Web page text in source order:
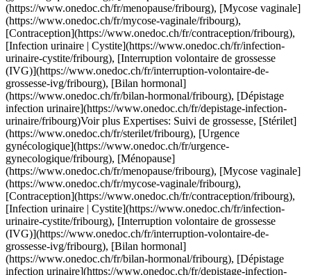
](https://www.onedoc.ch/fr/mycose-vaginale/fribourg), [Contraception](https://www.onedoc.ch/fr/contraception/fribourg), [Infection urinaire | Cystite](https://www.onedoc.ch/fr/infection-urinaire-cystite/fribourg), [Interruption volontaire de grossesse (IVG)](https://www.onedoc.ch/fr/interruption-volontaire-de-grossesse-ivg/fribourg), [Bilan hormonal](https://www.onedoc.ch/fr/bilan-hormonal/fribourg), [Dépistage infection urinaire](https://www.onedoc.ch/fr/depistage-infection-urinaire/fribourg)Voir plus Expertises: Suivi de grossesse, [Stérilet](https://www.onedoc.ch/fr/sterilet/fribourg), [Urgence gynécologique](https://www.onedoc.ch/fr/urgence-gynecologique/fribourg), [Ménopause](https://www.onedoc.ch/fr/menopause/fribourg), [Mycose vaginale](https://www.onedoc.ch/fr/mycose-vaginale/fribourg), [Contraception](https://www.onedoc.ch/fr/contraception/fribourg), [Infection urinaire | Cystite](https://www.onedoc.ch/fr/infection-urinaire-cystite/fribourg), [Interruption volontaire de grossesse (IVG)](https://www.onedoc.ch/fr/interruption-volontaire-de-grossesse-ivg/fribourg), [Bilan hormonal](https://www.onedoc.ch/fr/bilan-hormonal/fribourg), [Dépistage infection urinaire](https://www.onedoc.ch/fr/depistage-infection-urinaire/fribourg)Voir plus [![Dr. Lucie Zbinden, gynécologue obstétricienne à Fribourg](https://assets.onedoc.ch/images/users/65795161ffd0ce9d03b0a9e7c0a6798d6425dfbd75220c3f59a2a7ee5bcf1f7f-small.jpg "Dr. Lucie Zbinden, gynécologue obstétricienne à Fribourg")](https://www.onedoc.ch/fr/gynecologue-obstetricienne/fribourg/pcwrv/dr-lucie-zbinden) ### [Dr. Lucie Zbinden](https://www.onedoc.ch/fr/gynecologue-obstetricienne/fribourg/pcwrv/dr-lucie-zbinden) ![Badge indiquant un profil vérifié](https://www.onedoc.ch/assets/images/icons/checkmark.svg) [Gynécologue obstétricienne](https://www.onedoc.ch/fr/gynecologue-obstetricien/fribourg) [point f - Centre médical de la femme](https://www.onedoc.ch/fr/cabinet-medical/fribourg/e7w4/point-f-centre-medical-de-la-femme) Rue Hans-Geiler 6 1700 Fribourg ![Icône patient avec un signe plus annonçant que le professionnel accepte de nouveaux patients](https://www.onedoc.ch/assets/images/icons/new-patients.svg)Accepte les nouveaux patients [Réserver un RDV](https://www.onedoc.ch/fr/gynecologue-obstetricienne/fribourg/pcwrv/dr-lucie-zbinden) Expertises: Suivi de grossesse, [Stérilet](https://www.onedoc.ch/fr/sterilet/fribourg), [Urgence gynécologique](https://www.onedoc.ch/fr/urgence-gynecologique/fribourg), [Ménopause](https://www.onedoc.ch/fr/menopause/fribourg), [Mycose vaginale](https://www.onedoc.ch/fr/mycose-vaginale/fribourg), [Contraception](https://www.onedoc.ch/fr/contraception/fribourg), [Infection urinaire | Cystite](https://www.onedoc.ch/fr/infection-urinaire-cystite/fribourg), [Interruption volontaire de grossesse (IVG)](https://www.onedoc.ch/fr/interruption-volontaire-de-grossesse-ivg/fribourg), [Bilan hormonal](https://www.onedoc.ch/fr/bilan-hormonal/fribourg), [Dépistage infection urinaire](https://www.onedoc.ch/fr/depistage-infection-urinaire/fribourg)Voir plus Expertises: Suivi de grossesse, [Stérilet](https://www.onedoc.ch/fr/sterilet/fribourg), [Urgence gynécologique](https://www.onedoc.ch/fr/urgence-gynecologique/fribourg), [Ménopause](https://www.onedoc.ch/fr/menopause/fribourg), [Mycose vaginale](https://www.onedoc.ch/fr/mycose-vaginale/fribourg), [Contraception](https://www.onedoc.ch/fr/contraception/fribourg), [Infection urinaire | Cystite](https://www.onedoc.ch/fr/infection-urinaire-cystite/fribourg), [Interruption volontaire de grossesse (IVG)](https://www.onedoc.ch/fr/interruption-volontaire-de-grossesse-ivg/fribourg), [Bilan hormonal](https://www.onedoc.ch/fr/bilan-hormonal/fribourg), [Dépistage infection urinaire](https://www.onedoc.ch/fr/depistage-infection-urinaire/fribourg)Voir plus [![Dr. Spyros Michilis, gynécologue obstétricien à Fribourg](https://assets.onedoc.ch/images/users/4ed1c3761ee78c4d2fe2443d567ccd8b7947338e663ab47c06b02e924855ff7e-small.png "Dr. Spyros Michilis, gynécologue obstétricien à Fribourg")](https://www.onedoc.ch/fr/gynecologue-obstetricien/fribourg/pc08k/dr-spyros-michilis) ### [Dr. Spyros Michilis](https://www.onedoc.ch/fr/gynecologue-obstetricien/fribourg/pc08k/dr-spyros-michilis) ![Badge indiquant un profil vérifié](https://www.onedoc.ch/assets/images/icons/checkmark.svg) [Gynécologue obstétricien](https://www.onedoc.ch/fr/gynecologue-obstetricien/fribourg) C/o Cabinet du Dr. Ali Samim - Cabinet du Dr Spyros Michilis Place de la Gare 15 1700 Fribourg ![Icône patient avec un signe plus annonçant que le professionnel accepte de nouveaux patients](https://www.onedoc.ch/assets/images/icons/new-patients.svg)Accepte les nouveaux patients [Réserver un RDV](https://www.onedoc.ch/fr/gynecologue-obstetricien/fribourg/pc08k/dr-spyros-michilis) Expertises: Suivi de grossesse, [Accouchement](https://www.onedoc.ch/fr/accouchement/fribourg), [Colposcopie](https://www.onedoc.ch/fr/colposcopie/fribourg), [Contraception](https://www.onedoc.ch/fr/contraception/fribourg), [Ménopause](https://www.onedoc.ch/fr/menopause/fribourg), [Traitement laser gynécologique | Laser vaginal](https://www.onedoc.ch/fr/traitement-laser-gynecologique-laser-vaginal/fribourg), [Urgence gynécologique](https://www.onedoc.ch/fr/urgence-gynecologique/fribourg), [Échographie 4D de grossesse](https://www.onedoc.ch/fr/echographie-4d-de-grossesse/fribourg), [Dépistage du HPV | Frottis](https://www.onedoc.ch/fr/depistage-du-hpv-frottis/fribourg)Voir plus Expertises: Suivi de grossesse, [Accouchement](https://www.onedoc.ch/fr/accouchement/fribourg), [Colposcopie](https://www.onedoc.ch/fr/colposcopie/fribourg), [Contraception](https://www.onedoc.ch/fr/contraception/fribourg), [Ménopause](https://www.onedoc.ch/fr/menopause/fribourg), [Traitement laser gynécologique | Laser vaginal](https://www.onedoc.ch/fr/traitement-laser-gynecologique-laser-vaginal/fribourg), [Urgence gynécologique](https://www.onedoc.ch/fr/urgence-gynecologique/fribourg), [Échographie 4D de grossesse](https://www.onedoc.ch/fr/echographie-4d-de-grossesse/fribourg), [Dépistage du HPV | Frottis](https://www.onedoc.ch/fr/depistage-du-hpv-frottis/fribourg)Voir plus [![Dr. Astrid Kohler Fumeaux, gynécologue obstétricienne à Fribourg](https://assets.onedoc.ch/images/users/54c3e132b5806c8106b4e16c1b730e7436eb004485c77cc96d58ffbac0afcc91-small.jpg "Dr. Astrid Kohler Fumeaux, gynécologue obstétricienne à Fribourg")](https://www.onedoc.ch/fr/gynecologue-obstetricienne/fribourg/pctoy/dr-astrid-kohler-fumeaux) ### [Dr. Astrid Kohler Fumeaux](https://www.onedoc.ch/fr/gynecologue-obstetricienne/fribourg/pctoy/dr-astrid-kohler-fumeaux) ![Badge indiquant un profil vérifié](https://www.onedoc.ch/assets/images/icons/checkmark.svg) [Gynécologue obstétricienne](https://www.onedoc.ch/fr/gynecologue-obstetricien/fribourg) Dr. Méd Astrid Kohler Fumeaux - Spéc. FMH en gynécologie & obstétrique - Spéc. en gynécologie opératoire Rue de l'Abbé-Bovet 14 1700 Fribourg ![Icône patient avec un signe plus annonçant que le professionnel accepte de nouveaux patients](https://www.onedoc.ch/assets/images/icons/new-patients.svg)Accepte les nouveaux patients [Réserver un RDV](https://www.onedoc.ch/fr/gynecologue-obstetricienne/fribourg/pctoy/dr-astrid-kohler-fumeaux) Expertises: Suivi de grossesse, [Accouchement](https://www.onedoc.ch/fr/accouchement/fribourg), [Cancer du sein](https://www.onedoc.ch/fr/cancer-du-sein/fribourg), [Colposcopie](https://www.onedoc.ch/fr/colposcopie/fribourg), [Contraception](https://www.onedoc.ch/fr/contraception/fribourg), [Dépistage du HPV | Frottis](https://www.onedoc.ch/fr/depistage-du-hpv-frottis/fribourg), [Infection urinaire | Cystite](https://www.onedoc.ch/fr/infection-urinaire-cystite/fribourg), [Échographie prénatale](https://www.onedoc.ch/fr/echographie-prenatale/fribourg), [Gynécologie de l’enfant | Gynécologie de l’adolescente](https://www.onedoc.ch/fr/gynecologie-de-l-enfant-gynecologie-de-l-adolescente/fribourg), [Infertilité](https://www.onedoc.ch/fr/infertilite/fribourg), [Maladies Sexuellement Transmissibles | Infections Sexuellement Transmissibles (MST/IST)](https://www.onedoc.ch/fr/maladies-sexuellement-transmissibles-infections-sexuellement-transmissibles-mst-ist/fribourg), [Ménopause](https://www.onedoc.ch/fr/menopause/fribourg), [Mycose vaginale](https://www.onedoc.ch/fr/mycose-vaginale/fribourg), [Pilule contraceptive](https://www.onedoc.ch/fr/pilule-contraceptive/fribourg), [Stérilet](https://www.onedoc.ch/fr/sterilet/fribourg), [Urgence gynécologique](https://www.onedoc.ch/fr/urgence-gynecologique/fribourg), [Vaccination Papillomavirus Humain (HPV)](https://www.onedoc.ch/fr/vaccination-papillomavirus-humain-hpv/fribourg), [Spécialiste du sein](https://www.onedoc.ch/fr/specialiste-du-sein/fribourg)Voir plus Expertises: Suivi de grossesse, [Accouchement](https://www.onedoc.ch/fr/accouchement/fribourg), [Cancer du sein](https://www.onedoc.ch/fr/cancer-du-sein/fribourg), [Colposcopie](https://www.onedoc.ch/fr/colposcopie/fribourg), [Contraception](https://www.onedoc.ch/fr/contraception/fribourg), [Dépistage du HPV | Frottis](https://www.onedoc.ch/fr/depistage-du-hpv-frottis/fribourg), [Infection urinaire | Cystite](https://www.onedoc.ch/fr/infection-urinaire-cystite/fribourg), [Échographie prénatale](https://www.onedoc.ch/fr/echographie-prenatale/fribourg), [Gynécologie de l’enfant | Gynécologie de l’adolescente](https://www.onedoc.ch/fr/gynecologie-de-l-enfant-gynecologie-de-l-adolescente/fribourg), [Infertilité](https://www.onedoc.ch/fr/infertilite/fribourg), [Maladies Sexuellement Transmissibles | Infections Sexuellement Transmissibles (MST/IST)](https://www.onedoc.ch/fr/maladies-sexuellement-transmissibles-infections-sexuellement-transmissibles-mst-ist/fribourg), [Ménopause](https://www.onedoc.ch/fr/menopause/fribourg), [Mycose vaginale](https://www.onedoc.ch/fr/mycose-vaginale/fribourg), [Pilule contraceptive](https://www.onedoc.ch/fr/pilu